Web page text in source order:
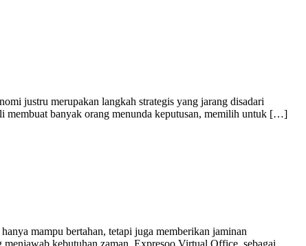
justru merupakan langkah strategis yang jarang disadari
membuat banyak orang menunda keputusan, memilih untuk […]
mampu bertahan, tetapi juga memberikan jaminan